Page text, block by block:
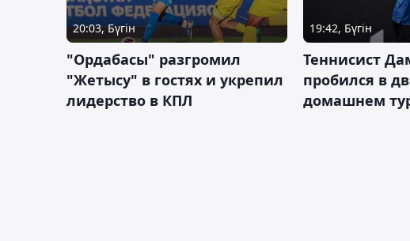
20:03, Бүгін
"Ордабасы" разгромил
"Жетысу" в гостях и укрепил
лидерство в КПЛ
19:42, Бүгін
Теннисист
пробился в
домашнем